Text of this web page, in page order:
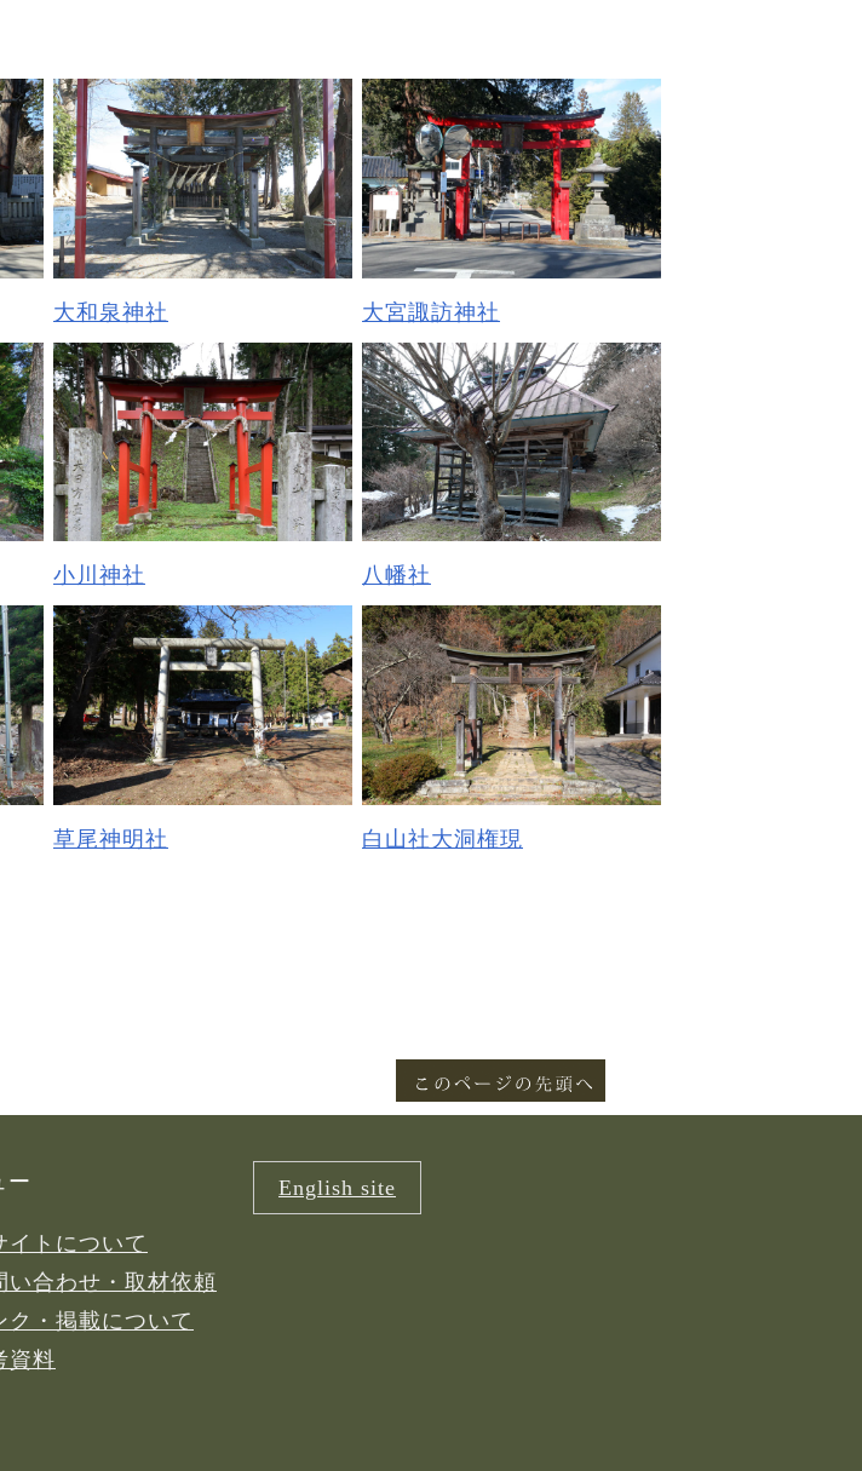
大和泉神社 大宮諏訪神社
小川神社 八幡社
草尾神明社 白山社大洞権現
ー
イトについて
い合わせ・取材依頼
ク・掲載について
資料
English site